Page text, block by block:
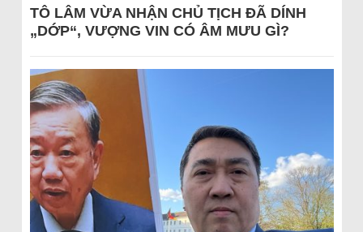
TÔ LÂM VỪA NHẬN CHỦ TỊCH ĐÃ DÍNH
„DỚP“, VƯỢNG VIN CÓ ÂM MƯU GÌ?